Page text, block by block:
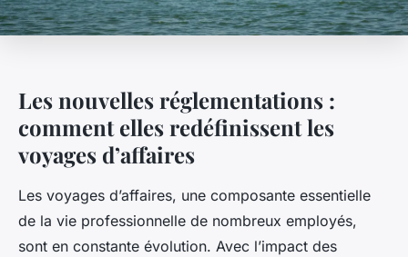
Les nouvelles réglementations :
comment elles redéfinissent les
voyages d’affaires
Les voyages d’affaires, une composante essentielle
de la vie professionnelle de nombreux employés,
sont en constante évolution. Avec l’impact des